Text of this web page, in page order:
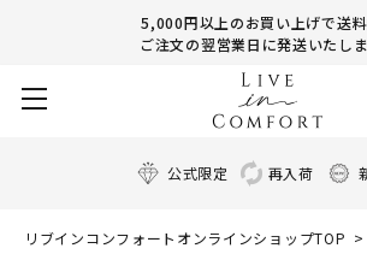
5,000円以上のお買い上げで送
ご注文の翌営業日に発送いたしま
公式限定 再入荷
リブインコンフォートオンラインショップTOP